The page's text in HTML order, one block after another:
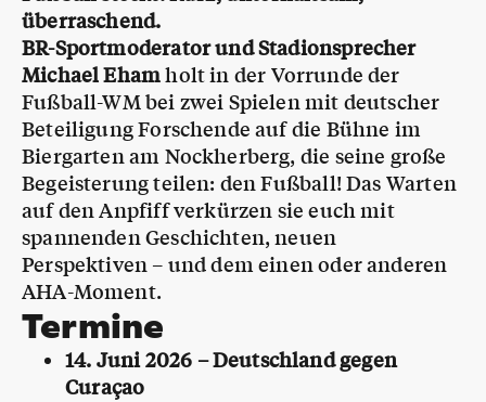
überraschend.
BR-Sportmoderator und Stadionsprecher
Michael Ehamholt in der Vorrunde der
Fußball-WM bei zwei Spielen mit deutscher
Beteiligung Forschende auf die Bühne im
Biergarten am Nockherberg, die seine große
Begeisterung teilen: den Fußball! Das Warten
auf den Anpfiff verkürzen sie euch mit
spannenden Geschichten, neuen
Perspektiven – und dem einen oder anderen
AHA-Moment.
Termine
14. Juni 2026 – Deutschland gegen
Curaçao